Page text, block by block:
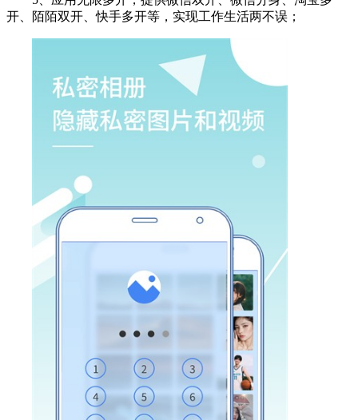
开、陌陌双开、快手多开等，实现工作生活两不误；